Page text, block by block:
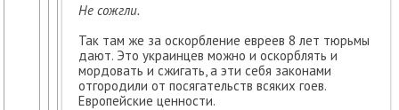
Не сожгли.
Так там же за оскорбление евреев 8 лет тюрьмы
дают. Это украинцев можно и оскорблять и
мордовать и сжигать, а эти себя законами
отгородили от посягательств всяких гоев.
Европейские ценности.